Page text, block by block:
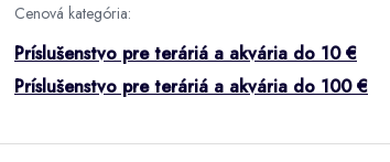
Cenová kategória:
Príslušenstvo pre teráriá a akvária do 10 €
Príslušenstvo pre teráriá a akvária do 100 €